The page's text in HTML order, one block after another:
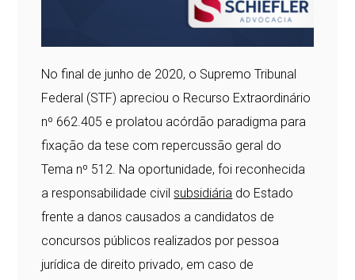
No final de junho de 2020, o Supremo Tribunal
Federal (STF) apreciou o Recurso Extraordinário
nº 662.405 e prolatou acórdão paradigma para
fixação da tese com repercussão geral do
Tema nº 512. Na oportunidade, foi reconhecida
a responsabilidade civilsubsidiária do Estado
frente a danos causados a candidatos de
concursos públicos realizados por pessoa
jurídica de direito privado, em caso de